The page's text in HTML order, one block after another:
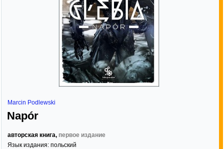
Marcin Podlewski
Napór
авторская книга, первое издание
Язык издания: польский